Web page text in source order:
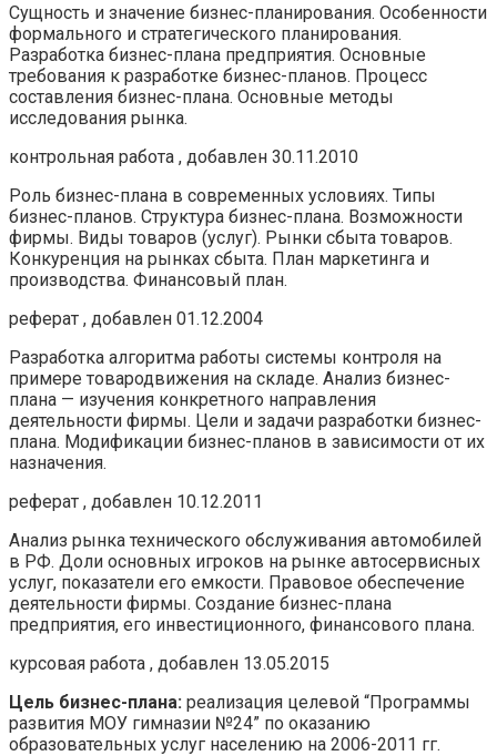
Сущность и значение бизнес-планирования. Особенности
формального и стратегического планирования.
Разработка бизнес-плана предприятия. Основные
требования к разработке бизнес-планов. Процесс
составления бизнес-плана. Основные методы
исследования рынка.
контрольная работа , добавлен 30.11.2010
Роль бизнес-плана в современных условиях. Типы
бизнес-планов. Структура бизнес-плана. Возможности
фирмы. Виды товаров (услуг). Рынки сбыта товаров.
Конкуренция на рынках сбыта. План маркетинга и
производства. Финансовый план.
реферат , добавлен 01.12.2004
Разработка алгоритма работы системы контроля на
примере товародвижения на складе. Анализ бизнес-
плана — изучения конкретного направления
деятельности фирмы. Цели и задачи разработки бизнес-
плана. Модификации бизнес-планов в зависимости от их
назначения.
реферат , добавлен 10.12.2011
Анализ рынка технического обслуживания автомобилей
в РФ. Доли основных игроков на рынке автосервисных
услуг, показатели его емкости. Правовое обеспечение
деятельности фирмы. Создание бизнес-плана
предприятия, его инвестиционного, финансового плана.
курсовая работа , добавлен 13.05.2015
Цель бизнес-плана: реализация целевой “Программы
развития МОУ гимназии №24” по оказанию
образовательных услуг населению на 2006-2011 гг.